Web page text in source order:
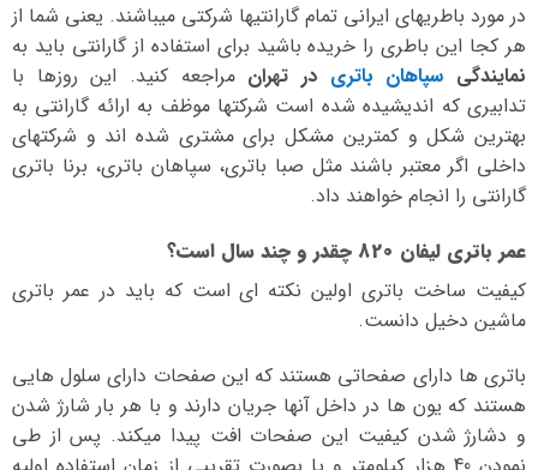
در مورد باطریهای ایرانی تمام گارانتیها شرکتی میباشند. یعنی شما از
هر کجا این باطری را خریده باشید برای استفاده از گارانتی باید به
نمایندگی سپاهان باتری در تهران مراجعه کنید. این روزها با
تدابیری که اندیشیده شده است شرکتها موظف به ارائه گارانتی به
بهترین شکل و کمترین مشکل برای مشتری شده اند و شرکتهای
داخلی اگر معتبر باشند مثل صبا باتری، سپاهان باتری، برنا باتری
گارانتی را انجام خواهند داد.
عمر باتری لیفان 820 چقدر و چند سال است؟
کیفیت ساخت باتری اولین نکته ای است که باید در عمر باتری
ماشین دخیل دانست.
باتری ها دارای صفحاتی هستند که این صفحات دارای سلول هایی
هستند که یون ها در داخل آنها جریان دارند و با هر بار شارژ شدن
و دشارژ شدن کیفیت این صفحات افت پیدا میکند. پس از طی